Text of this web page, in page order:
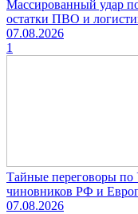
Массированный удар
остатки ПВО и
07.08.2026
1
Тайные переговоры по
чиновников РФ и
07.08.2026